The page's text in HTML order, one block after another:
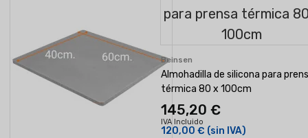
Beinsen
Almohadilla de silicona para
térmica 80 x 100cm
145,20 €
IVA Incluido
120,00 € (sin IVA)